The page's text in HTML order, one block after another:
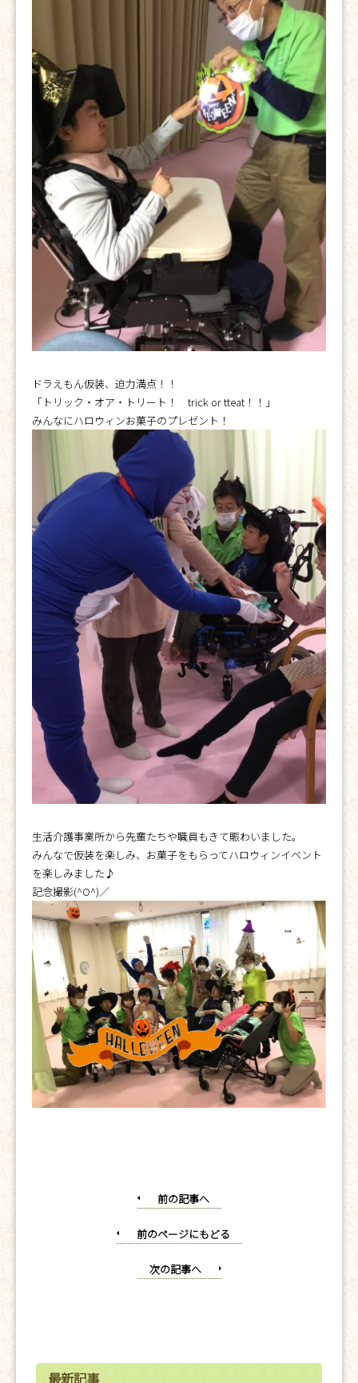
ドラえもん仮装、迫力満点！！
「トリック・オア・トリート！ trick or tteat！！」
みんなにハロウィンお菓子のプレゼント！
生活介護事業所から先輩たちや職員もきて賑わいました。
みんなで仮装を楽しみ、お菓子をもらってハロウィンイベント
を楽しみました♪
記念撮影(^O^)／
前の記事へ
前のページにもどる
次の記事へ
最新記事